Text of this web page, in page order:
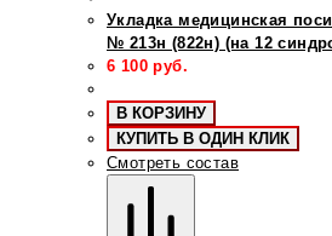
Укладка медицинская
№ 213н (822н) (на 12
6 100 руб.
В КОРЗИНУ
КУПИТЬ В ОДИН КЛИК
Смотреть состав